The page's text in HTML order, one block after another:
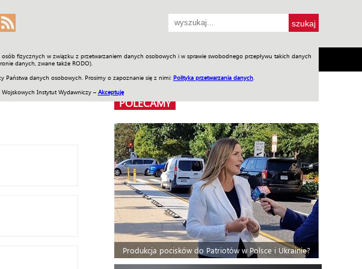
fizycznych w związku z przetwarzaniem danych osobowych i w sprawie swobodnego przepływu takich danych
danych, zwane także RODO).
Państwa danych osobowych. Prosimy o zapoznanie się z nimi: Polityka przetwarzania danych
Instytut Wydawniczy – Akceptuję
Wideo ENGLISH SKLEP Jednodniówki Praca w WIW
POLECAMY
Produkcja pocisków do Patriotów w Polsce i Ukrainie?